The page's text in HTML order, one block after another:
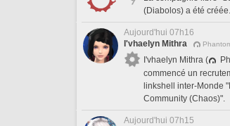
(Diabolos) a été créée.
Aujourd'hui 07h16
I'vhaelyn Mithra
I'vhaelyn Mithra (
commencé un
linkshell inter-Monde
Community (Chaos)".
Aujourd'hui 07h15